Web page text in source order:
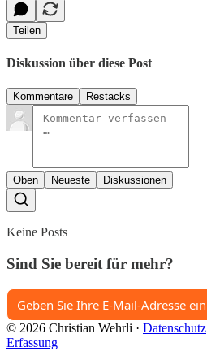
Teilen
Diskussion über diese Post
Kommentare Restacks
Oben Neueste Diskussionen
Keine Posts
Sind Sie bereit für mehr?
© 2026 Christian Wehrli · Datenschutz
Erfassung